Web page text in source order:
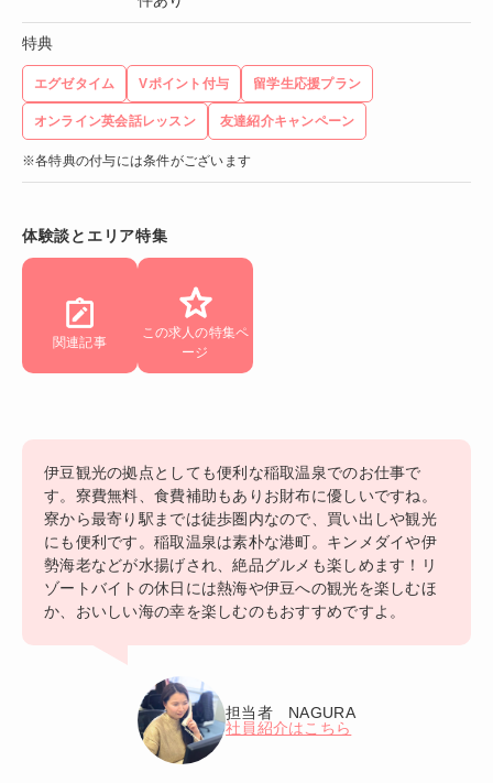
特典
エグゼタイム Vポイント付与 留学生応援プラン
オンライン英会話レッスン 友達紹介キャンペーン
※各特典の付与には条件がございます
体験談とエリア特集
関連記事
この求人の特集ペ
ージ
伊豆観光の拠点としても便利な稲取温泉でのお仕事で
す。寮費無料、食費補助もありお財布に優しいですね。
寮から最寄り駅までは徒歩圏内なので、買い出しや観光
にも便利です。稲取温泉は素朴な港町。キンメダイや伊
勢海老などが水揚げされ、絶品グルメも楽しめます！リ
ゾートバイトの休日には熱海や伊豆への観光を楽しむほ
か、おいしい海の幸を楽しむのもおすすめですよ。
担当者 NAGURA
社員紹介はこちら